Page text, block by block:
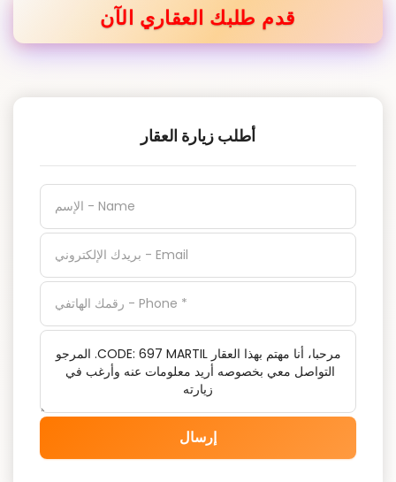
قدم طلبك العقاري الآن
أطلب زيارة العقار
إرسال